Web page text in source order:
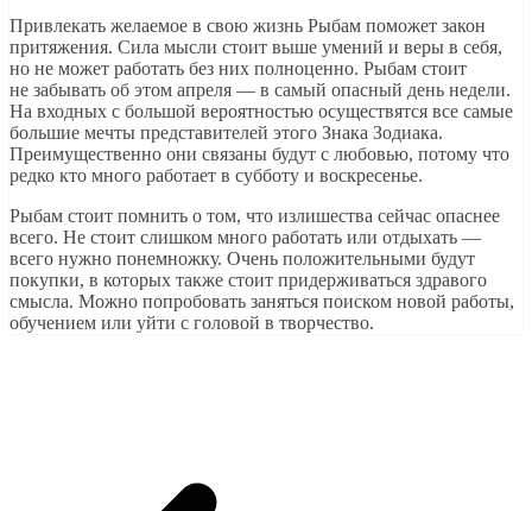
Привлекать желаемое в свою жизнь Рыбам поможет закон
притяжения. Сила мысли стоит выше умений и веры в себя,
но не может работать без них полноценно. Рыбам стоит
не забывать об этом апреля — в самый опасный день недели.
На входных с большой вероятностью осуществятся все самые
большие мечты представителей этого Знака Зодиака.
Преимущественно они связаны будут с любовью, потому что
редко кто много работает в субботу и воскресенье.
Рыбам стоит помнить о том, что излишества сейчас опаснее
всего. Не стоит слишком много работать или отдыхать —
всего нужно понемножку. Очень положительными будут
покупки, в которых также стоит придерживаться здравого
смысла. Можно попробовать заняться поиском новой работы,
обучением или уйти с головой в творчество.